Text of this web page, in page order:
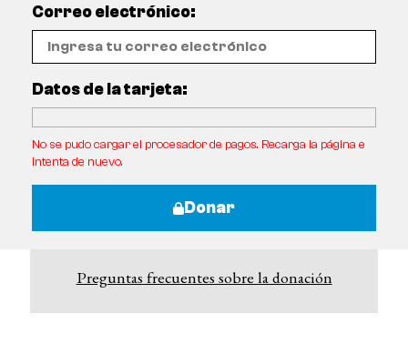
Correo electrónico:
Datos de la tarjeta:
No se pudo cargar el procesador de pagos. Recarga la página e
intenta de nuevo.
Donar
Preguntas frecuentes sobre la donación